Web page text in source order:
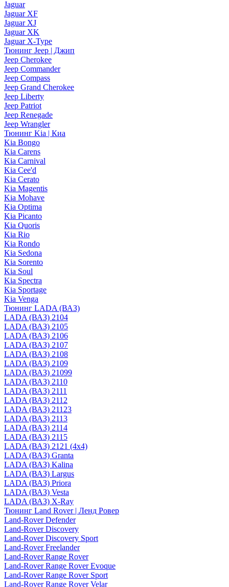
Jaguar
Jaguar XF
Jaguar XJ
Jaguar XK
Jaguar X-Type
Тюнинг Jeep | Джип
Jeep Cherokee
Jeep Commander
Jeep Compass
Jeep Grand Cherokee
Jeep Liberty
Jeep Patriot
Jeep Renegade
Jeep Wrangler
Тюнинг Kia | Киа
Kia Bongo
Kia Carens
Kia Carnival
Kia Cee'd
Kia Cerato
Kia Magentis
Kia Mohave
Kia Optima
Kia Picanto
Kia Quoris
Kia Rio
Kia Rondo
Kia Sedona
Kia Sorento
Kia Soul
Kia Spectra
Kia Sportage
Kia Venga
Тюнинг LADA (ВАЗ)
LADA (ВАЗ) 2104
LADA (ВАЗ) 2105
LADA (ВАЗ) 2106
LADA (ВАЗ) 2107
LADA (ВАЗ) 2108
LADA (ВАЗ) 2109
LADA (ВАЗ) 21099
LADA (ВАЗ) 2110
LADA (ВАЗ) 2111
LADA (ВАЗ) 2112
LADA (ВАЗ) 21123
LADA (ВАЗ) 2113
LADA (ВАЗ) 2114
LADA (ВАЗ) 2115
LADA (ВАЗ) 2121 (4x4)
LADA (ВАЗ) Granta
LADA (ВАЗ) Kalina
LADA (ВАЗ) Largus
LADA (ВАЗ) Priora
LADA (ВАЗ) Vesta
LADA (ВАЗ) X-Ray
Тюнинг Land Rover | Ленд Ровер
Land-Rover Defender
Land-Rover Discovery
Land-Rover Discovery Sport
Land-Rover Freelander
Land-Rover Range Rover
Land-Rover Range Rover Evoque
Land-Rover Range Rover Sport
Land-Rover Range Rover Velar